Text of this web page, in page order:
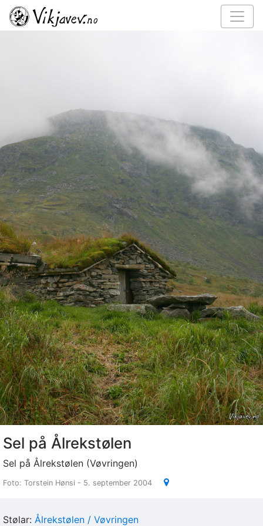
Sel på Ålrekstølen
Sel på Ålrekstølen (Vøvringen)
Foto: Torstein Hønsi - 5. september 2004
Stølar: Ålrekstølen / Vøvringen